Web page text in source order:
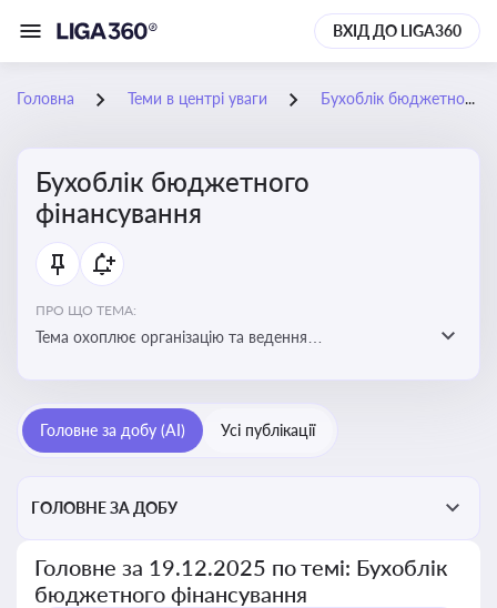
ВХІД ДО LIGA360
Головна Теми в центрі уваги Бухоблік бюджетного фінансування
Бухоблік бюджетного
фінансування
ПРО ЩО ТЕМА:
Тема охоплює організацію та ведення
Головне за добу (AI) Усі публікації
ГОЛОВНЕ ЗА ДОБУ
Головне за 19.12.2025 по темі: Бухоблік
бюджетного фінансування